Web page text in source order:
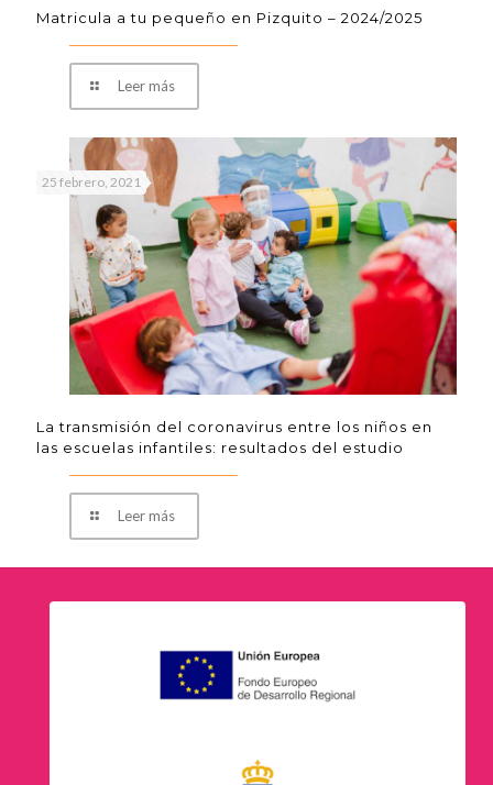
Matricula a tu pequeño en Pizquito – 2024/2025
Leer más
25 febrero, 2021
La transmisión del coronavirus entre los niños en
las escuelas infantiles: resultados del estudio
Leer más